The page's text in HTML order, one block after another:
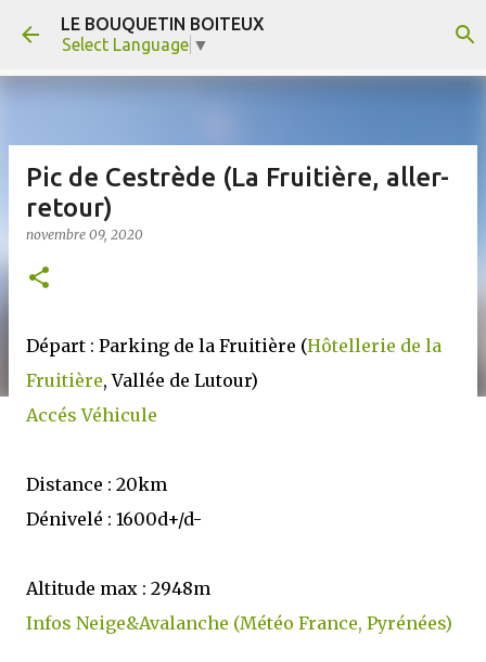
Accéder au contenu principal
LE BOUQUETIN BOITEUX
Select Language ▼
Pic de Cestrède (La Fruitière, aller-
retour)
novembre 09, 2020
Départ : Parking de la Fruitière (Hôtellerie de la
Fruitière, Vallée de Lutour)
Accés Véhicule
Distance : 20km
Dénivelé : 1600d+/d-
Altitude max : 2948m
Infos Neige&Avalanche (Météo France, Pyrénées)